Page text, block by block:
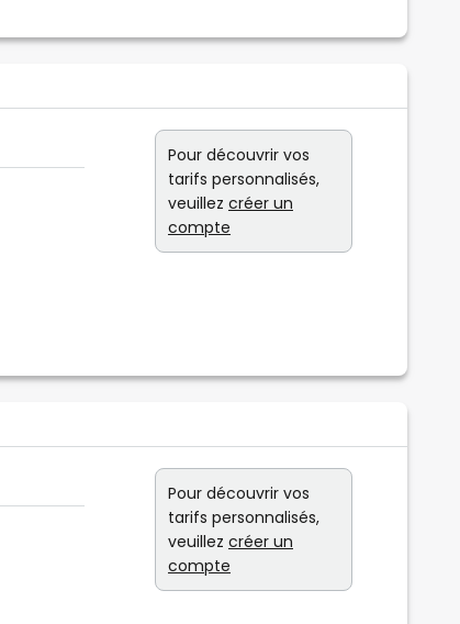
Pour découvrir vos
tarifs personnalisés,
veuillez créer un
compte
Pour découvrir vos
tarifs personnalisés,
veuillez créer un
compte